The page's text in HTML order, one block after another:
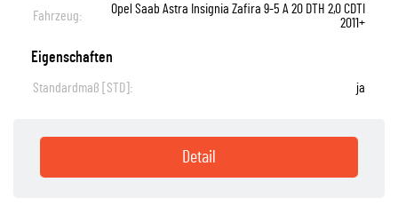
Fahrzeug:
Opel Saab Astra Insignia Zafira 9-5 A 20 DTH 2,0 CDTI
2011+
Eigenschaften
Standardmaß [STD]: ja
Detail